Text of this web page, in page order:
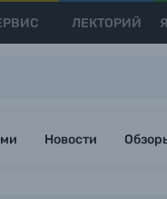
ЛЕКТОРИЙ
Новости